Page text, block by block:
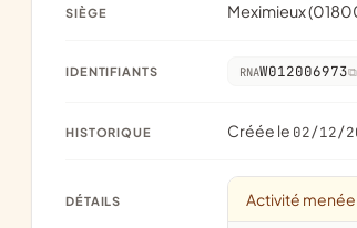
SIÈGE Meximieux
IDENTIFIANTS RNAW012006973
HISTORIQUE Créée le 02/12/
DÉTAILS Activité